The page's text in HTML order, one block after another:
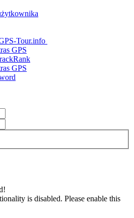
Tour.info
GPS
GPS
is disabled. Please enable this